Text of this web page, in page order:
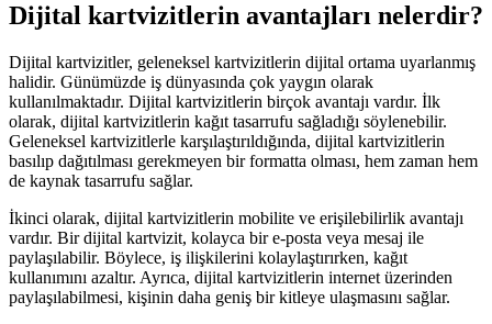
Dijital kartvizitlerin avantajları nelerdir?
Dijital kartvizitler, geleneksel kartvizitlerin dijital ortama uyarlanmış
halidir. Günümüzde iş dünyasında çok yaygın olarak
kullanılmaktadır. Dijital kartvizitlerin birçok avantajı vardır. İlk
olarak, dijital kartvizitlerin kağıt tasarrufu sağladığı söylenebilir.
Geleneksel kartvizitlerle karşılaştırıldığında, dijital kartvizitlerin
basılıp dağıtılması gerekmeyen bir formatta olması, hem zaman hem
de kaynak tasarrufu sağlar.
İkinci olarak, dijital kartvizitlerin mobilite ve erişilebilirlik avantajı
vardır. Bir dijital kartvizit, kolayca bir e-posta veya mesaj ile
paylaşılabilir. Böylece, iş ilişkilerini kolaylaştırırken, kağıt
kullanımını azaltır. Ayrıca, dijital kartvizitlerin internet üzerinden
paylaşılabilmesi, kişinin daha geniş bir kitleye ulaşmasını sağlar.